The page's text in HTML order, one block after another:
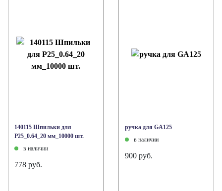
140115 Шпильки для
P25_0.64_20 мм_10000 шт.
в наличии
778 руб.
ручка для GA125
в наличии
900 руб.